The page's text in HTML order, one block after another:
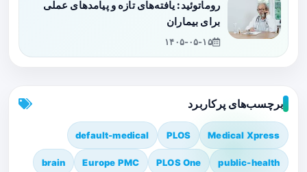
روماتوئید: یافته‌های تازه و پیامدهای عملی
برای بیماران
۱۴۰۵-۰۵-۱۵
برچسب‌های پرکاربرد
Medical Xpress
PLOS
default-medical
public-health
PLOS One
Europe PMC
brain